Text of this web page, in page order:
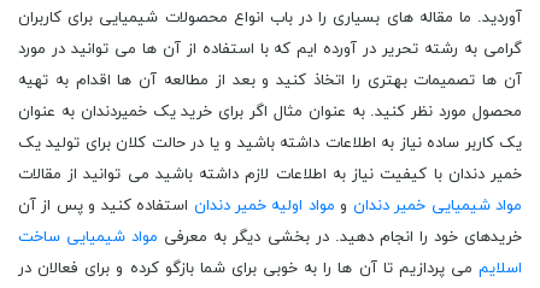
آوردید. ما مقاله های بسیاری را در باب انواع محصولات شیمیایی برای کاربران
گرامی به رشته تحریر در آورده ایم که با استفاده از آن ها می توانید در مورد
آن ها تصمیمات بهتری را اتخاذ کنید و بعد از مطالعه آن ها اقدام به تهیه
محصول مورد نظر کنید. به عنوان مثال اگر برای خرید یک خمیردندان به عنوان
یک کاربر ساده نیاز به اطلاعات داشته باشید و یا در حالت کلان برای تولید یک
خمیر دندان با کیفیت نیاز به اطلاعات لازم داشته باشید می توانید از مقالات
مواد شیمیایی خمیر دندان و مواد اولیه خمیر دندان استفاده کنید و پس از آن
خریدهای خود را انجام دهید. در بخشی دیگر به معرفی مواد شیمیایی ساخت
اسلایم می پردازیم تا آن ها را به خوبی برای شما بازگو کرده و برای فعالان در